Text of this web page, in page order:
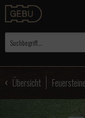
Übersicht Feuersteine